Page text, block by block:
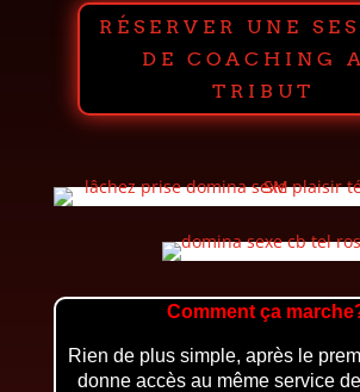
RÉSERVER UNE
DE COACHING
TRIBUT
Comment ça
Rien de plus simple, après le
donne accès au même service